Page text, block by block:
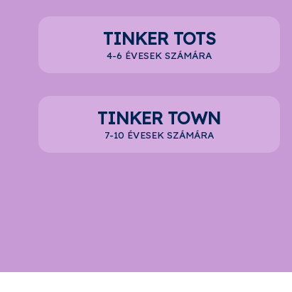
TINKER TOTS
4-6 ÉVESEK SZÁMÁRA
TINKER TOWN
7-10 ÉVESEK SZÁMÁRA